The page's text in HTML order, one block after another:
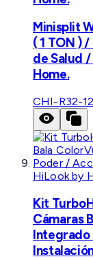
Minisplit
( 1 TON )
de Salud
Home.
CHI-R32-
HiLook by
Kit
Cámaras
Integrado